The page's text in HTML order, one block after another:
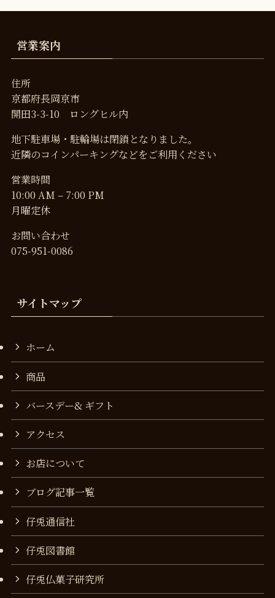
営業案内
住所
京都府長岡京市
開田3-3-10 ロングヒル内
地下駐車場・駐輪場は閉鎖となりました。
近隣のコインパーキングなどをご利用ください
営業時間
10:00 AM – 7:00 PM
月曜定休
お問い合わせ
075-951-0086
サイトマップ
ホーム
商品
バースデー& ギフト
アクセス
お店について
ブログ記事一覧
仔兎通信社
仔兎図書館
仔兎仏菓子研究所